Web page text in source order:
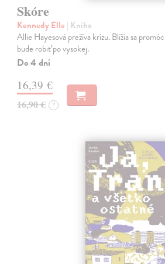
Skóre
Kennedy Elle | Kniha
Allie Hayesová prežíva krízu. Blížia sa
bude robiť po vysokej.
Do 4 dní
16,39 €
16,90 € ?